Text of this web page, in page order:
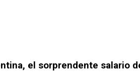
el sorprendente salario